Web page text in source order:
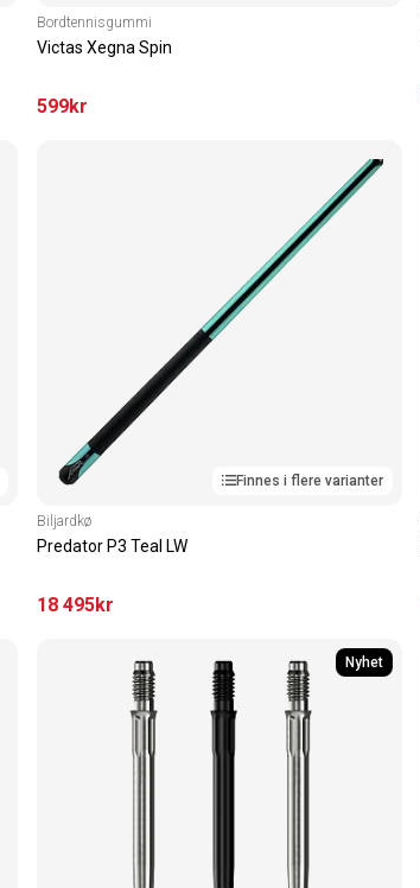
Bordtennisgummi
Victas Xegna Spin
599kr
Finnes i flere varianter
Biljardkø
Predator P3 Teal LW
18 495kr
Nyhet